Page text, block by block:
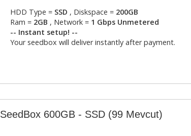
HDD Type = SSD , Diskspace = 200GB
Ram = 2GB , Network = 1 Gbps Unmetered
-- Instant setup! --
Your seedbox will deliver instantly after payment.
SeedBox 600GB - SSD (99 Mevcut)